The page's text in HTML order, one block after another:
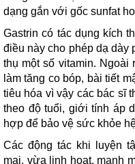
dạng gắn với gốc sunfat
Gastrin có tác dụng kích
điều này cho phép dạ dày
thụ một số vitamin. Ngoài
làm tăng co bóp, bài tiết
tiêu hóa vì vậy các bác sĩ
theo độ tuổi, giới tính áp
hợp để bảo vệ sức khỏe
Các động tác khi luyện
mại, vừa linh hoạt, mạnh